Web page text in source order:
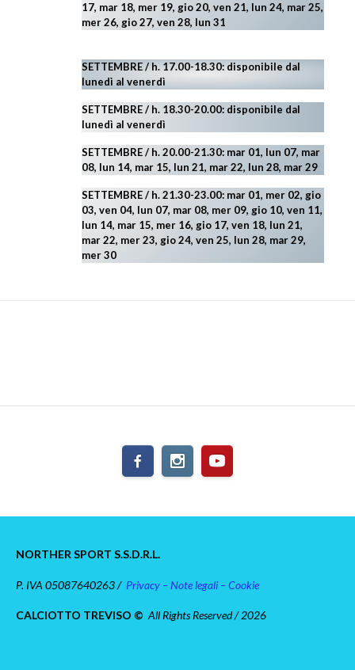
17, mar 18, mer 19, gio 20, ven 21, lun 24, mar 25,
mer 26, gio 27, ven 28, lun 31
SETTEMBRE / h. 17.00-18.30: disponibile dal
lunedì al venerdì
SETTEMBRE / h. 18.30-20.00: disponibile dal
lunedì al venerdì
SETTEMBRE / h. 20.00-21.30: mar 01, lun 07, mar
08, lun 14, mar 15, lun 21, mar 22, lun 28, mar 29
SETTEMBRE / h. 21.30-23.00: mar 01, mer 02, gio
03, ven 04, lun 07, mar 08, mer 09, gio 10, ven 11,
lun 14, mar 15, mer 16, gio 17, ven 18, lun 21,
mar 22, mer 23, gio 24, ven 25, lun 28, mar 29,
mer 30
NORTHER SPORT S.S.D.R.L.
P. IVA 05087640263 / Privacy – Note legali – Cookie
CALCIOTTO TREVISO © All Rights Reserved / 2026